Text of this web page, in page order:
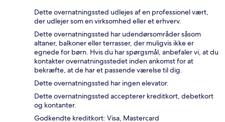
Dette overnatningssted udlejes af en professionel vært,
der udlejer som en virksomhed eller et erhverv.
Dette overnatningssted har udendørsområder såsom
altaner, balkoner eller terrasser, der muligvis ikke er
egnede for børn. Hvis du har spørgsmål, anbefaler vi, at du
kontakter overnatningsstedet inden ankomst for at
bekræfte, at de har et passende værelse til dig.
Dette overnatningssted har ingen elevator.
Dette overnatningssted accepterer kreditkort, debetkort
og kontanter.
Godkendte kreditkort: Visa, Mastercard